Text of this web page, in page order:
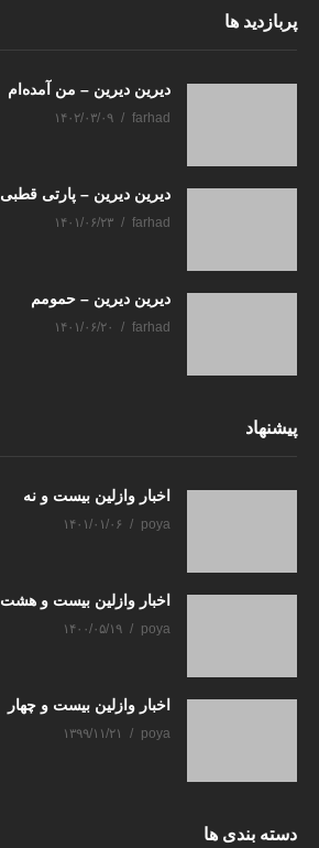
پربازدید ها
دیرین دیرین – من آمده‌ام
farhad ۱۴۰۲/۰۳/۰۹
دیرین دیرین – پارتی قطبی
farhad ۱۴۰۱/۰۶/۲۳
دیرین دیرین – حمومم
farhad ۱۴۰۱/۰۶/۲۰
پیشنهاد
اخبار وازلین بیست و نه
poya ۱۴۰۱/۰۱/۰۶
اخبار وازلین بیست و هشت
poya ۱۴۰۰/۰۵/۱۹
اخبار وازلین بیست و چهار
poya ۱۳۹۹/۱۱/۲۱
دسته بندی ها